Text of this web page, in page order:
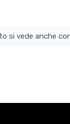
il binocolo e perfetto